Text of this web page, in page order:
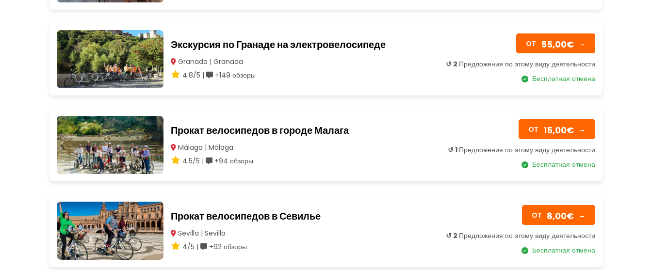
Экскурсия по Гранаде на электровелосипеде
Granada | Granada
4.8/5 |
+149 обзоры
OТ 55,00€ →
↺ 2 Предложения по этому виду деятельности
Бесплатная отмена
Прокат велосипедов в городе Малага
Málaga | Málaga
4.5/5 |
+94 обзоры
OТ 15,00€ →
↺ 1 Предложения по этому виду деятельности
Бесплатная отмена
Прокат велосипедов в Севилье
Sevilla | Sevilla
4/5 |
+92 обзоры
OТ 8,00€ →
↺ 2 Предложения по этому виду деятельности
Бесплатная отмена